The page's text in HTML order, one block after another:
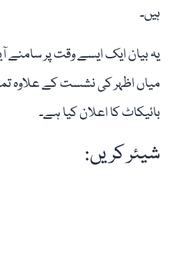
ہیں۔
یہ بیان ایک ایسے وقت پر
میاں اظہر کی نشست کے علاوہ
بائیکاٹ کا اعلان کیا ہے۔
شیئر کریں: